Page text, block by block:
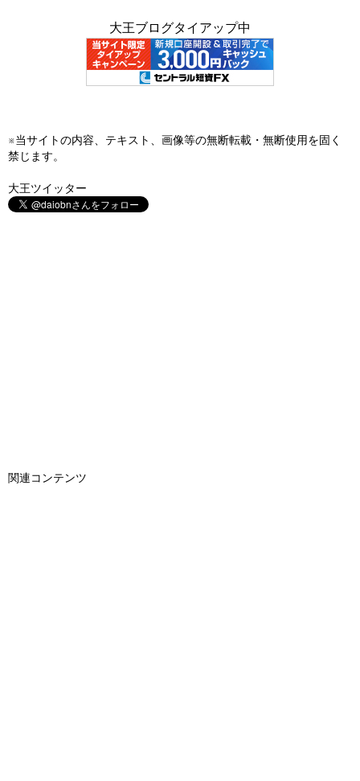
大王ブログタイアップ中
※当サイトの内容、テキスト、画像等の無断転載・無断使用を固く
禁じます。
大王ツイッター
関連コンテンツ